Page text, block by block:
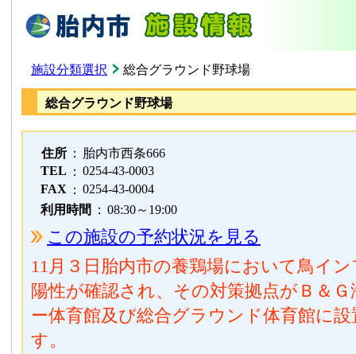
施設分類選択 総合グラウンド野球場
総合グラウンド野球場
住所 ：
胎内市西条666
TEL ： 0254-43-0003
FAX ： 0254-43-0004
利用時間
： 08:30～19:00
この施設の予約状況を見る
11月３日胎内市の養鶏場において鳥イ
陽性が確認され、その対策拠点がＢ＆
ー体育館及び総合グラウンド体育館に
す。